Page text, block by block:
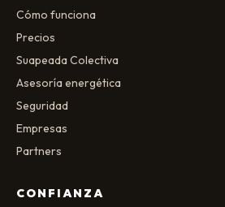
Cómo funciona
Precios
Suapeada Colectiva
Asesoría energética
Seguridad
Empresas
Partners
CONFIANZA